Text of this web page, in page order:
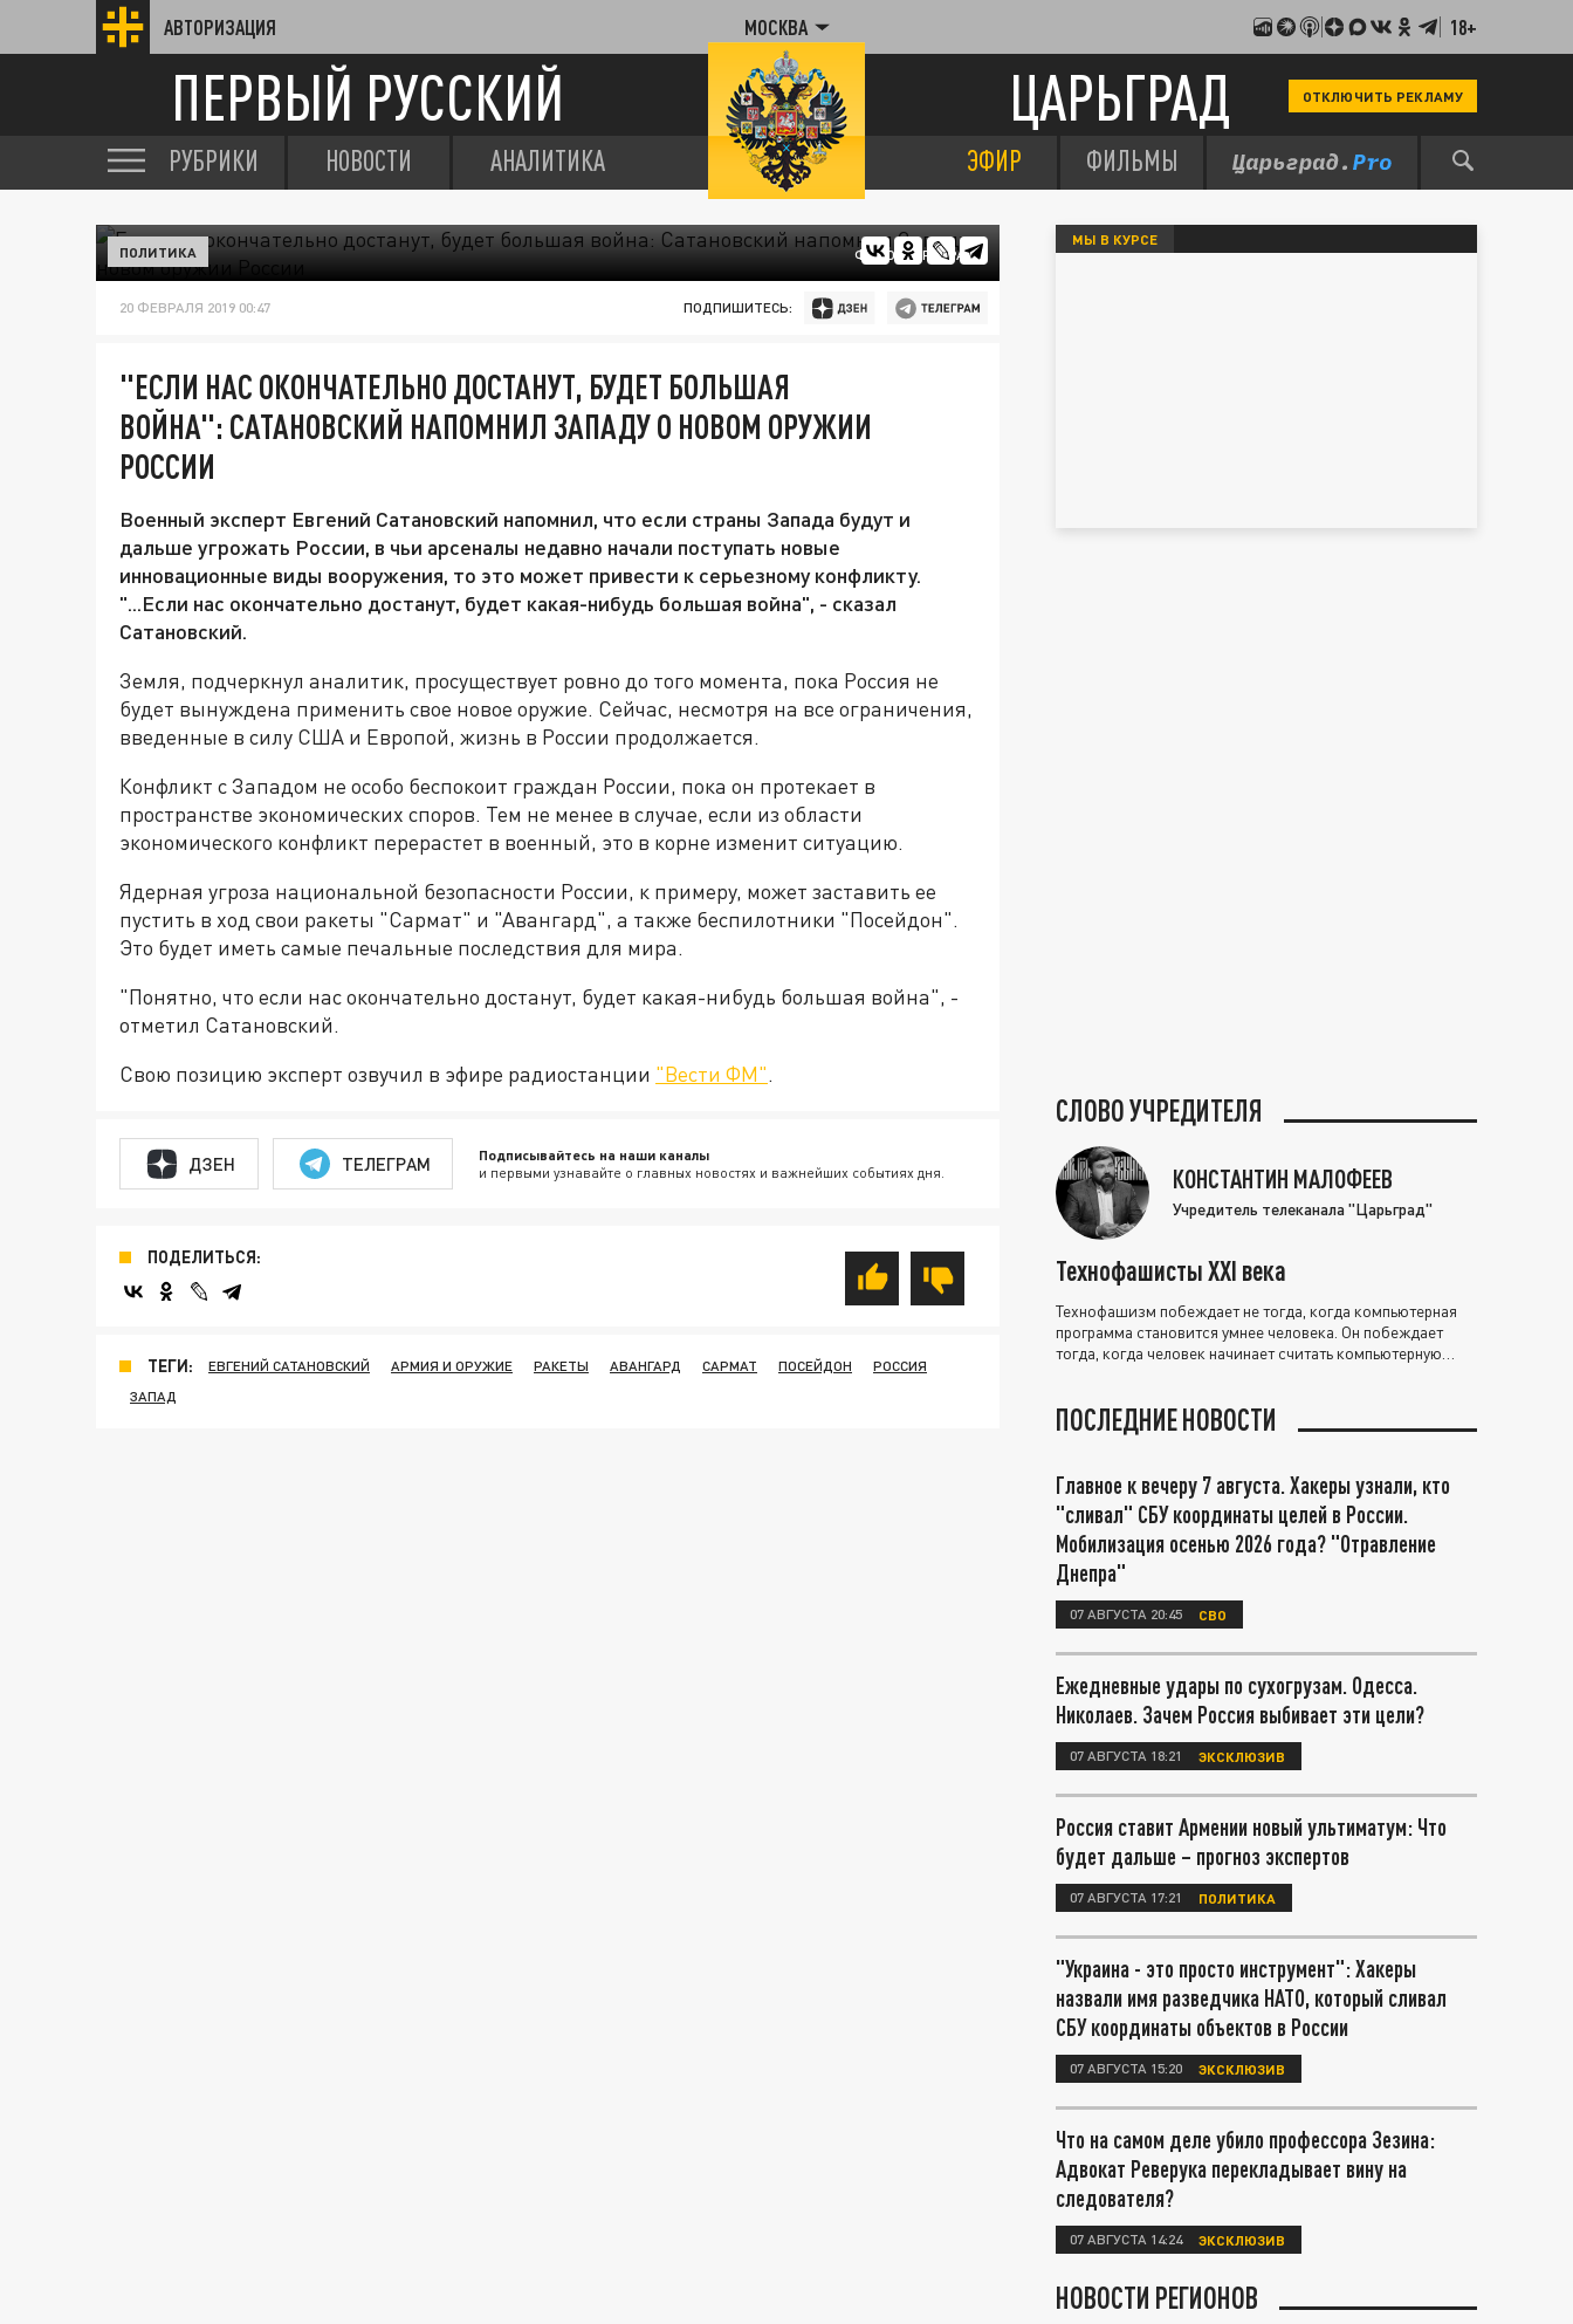
АВТОРИЗАЦИЯ МОСКВА 18+
ПЕРВЫЙ РУССКИЙ ЦАРЬГРАД ОТКЛЮЧИТЬ РЕКЛАМУ
РУБРИКИ НОВОСТИ АНАЛИТИКА ЭФИР ФИЛЬМЫ
ФОТО: ЦАРЬГРАД
ПОЛИТИКА
20 ФЕВРАЛЯ 2019 00:47 ПОДПИШИТЕСЬ:
"ЕСЛИ НАС ОКОНЧАТЕЛЬНО ДОСТАНУТ, БУДЕТ БОЛЬШАЯ
ВОЙНА": САТАНОВСКИЙ НАПОМНИЛ ЗАПАДУ О НОВОМ ОРУЖИИ
РОССИИ
Военный эксперт Евгений Сатановский напомнил, что если страны Запада будут и
дальше угрожать России, в чьи арсеналы недавно начали поступать новые
инновационные виды вооружения, то это может привести к серьезному конфликту.
"...Если нас окончательно достанут, будет какая-нибудь большая война", - сказал
Сатановский.
Земля, подчеркнул аналитик, просуществует ровно до того момента, пока Россия не
будет вынуждена применить свое новое оружие. Сейчас, несмотря на все ограничения,
введенные в силу США и Европой, жизнь в России продолжается.
Конфликт с Западом не особо беспокоит граждан России, пока он протекает в
пространстве экономических споров. Тем не менее в случае, если из области
экономического конфликт перерастет в военный, это в корне изменит ситуацию.
Ядерная угроза национальной безопасности России, к примеру, может заставить ее
пустить в ход свои ракеты "Сармат" и "Авангард", а также беспилотники "Посейдон".
Это будет иметь самые печальные последствия для мира.
"Понятно, что если нас окончательно достанут, будет какая-нибудь большая война", -
отметил Сатановский.
Свою позицию эксперт озвучил в эфире радиостанции "Вести ФМ".
ДЗЕН ТЕЛЕГРАМ Подписывайтесь на наши каналы
и первыми узнавайте о главных новостях и важнейших событиях дня.
ПОДЕЛИТЬСЯ:
ТЕГИ: ЕВГЕНИЙ САТАНОВСКИЙ АРМИЯ И ОРУЖИЕ РАКЕТЫ АВАНГАРД САРМАТ ПОСЕЙДОН
РОССИЯ
ЗАПАД
МЫ В КУРСЕ
СЛОВО УЧРЕДИТЕЛЯ
КОНСТАНТИН МАЛОФЕЕВ
Учредитель телеканала "Царьград"
Технофашисты XXI века
Технофашизм побеждает не тогда, когда компьютерная
программа становится умнее человека. Он побеждает
тогда, когда человек начинает считать компьютерную
ПОСЛЕДНИЕ НОВОСТИ
Главное к вечеру 7 августа. Хакеры узнали, кто
"сливал" СБУ координаты целей в России.
Мобилизация осенью 2026 года? "Отравление
Днепра"
07 АВГУСТА 20:45 СВО
Ежедневные удары по сухогрузам. Одесса.
Николаев. Зачем Россия выбивает эти цели?
07 АВГУСТА 18:21 ЭКСКЛЮЗИВ
Россия ставит Армении новый ультиматум: Что
будет дальше – прогноз экспертов
07 АВГУСТА 17:21 ПОЛИТИКА
"Украина - это просто инструмент": Хакеры
назвали имя разведчика НАТО, который сливал
СБУ координаты объектов в России
07 АВГУСТА 15:20 ЭКСКЛЮЗИВ
Что на самом деле убило профессора Зезина:
Адвокат Реверука перекладывает вину на
следователя?
07 АВГУСТА 14:24 ЭКСКЛЮЗИВ
НОВОСТИ РЕГИОНОВ